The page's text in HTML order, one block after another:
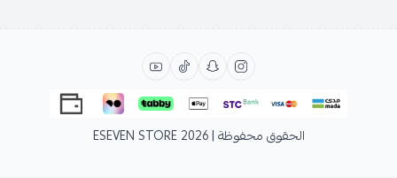
الحقوق محفوظة | 2026 ESEVEN STORE